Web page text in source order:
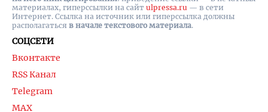
СОЦСЕТИ
Вконтакте
RSS Канал
Telegram
MAX
материалах, гиперссылки на cайт ulpressa.ru — в сети
Интернет. Ссылка на источник или гиперссылка должны
располагаться в начале текстового материала.